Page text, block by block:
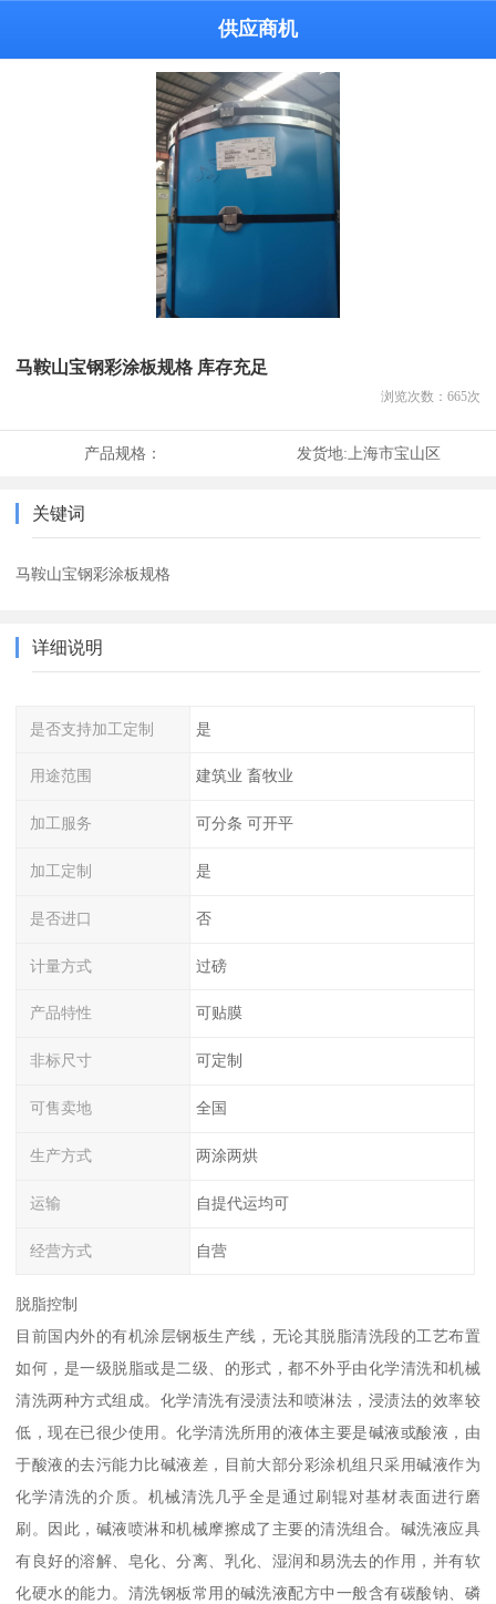
供应商机
马鞍山宝钢彩涂板规格 库存充足
浏览次数： 665次
产品规格： 发货地:上海市宝山区
关键词
马鞍山宝钢彩涂板规格
详细说明
是否支持加工定制 是
用途范围 建筑业 畜牧业
加工服务 可分条 可开平
加工定制 是
是否进口 否
计量方式 过磅
产品特性 可贴膜
非标尺寸 可定制
可售卖地 全国
生产方式 两涂两烘
运输 自提代运均可
经营方式 自营
脱脂控制
目前国内外的有机涂层钢板生产线，无论其脱脂清洗段的工艺布置
如何，是一级脱脂或是二级、的形式，都不外乎由化学清洗和机械
清洗两种方式组成。化学清洗有浸渍法和喷淋法，浸渍法的效率较
低，现在已很少使用。化学清洗所用的液体主要是碱液或酸液，由
于酸液的去污能力比碱液差，目前大部分彩涂机组只采用碱液作为
化学清洗的介质。机械清洗几乎全是通过刷辊对基材表面进行磨
刷。因此，碱液喷淋和机械摩擦成了主要的清洗组合。碱洗液应具
有良好的溶解、皂化、分离、乳化、湿润和易洗去的作用，并有软
化硬水的能力。清洗钢板常用的碱洗液配方中一般含有碳酸钠、磷